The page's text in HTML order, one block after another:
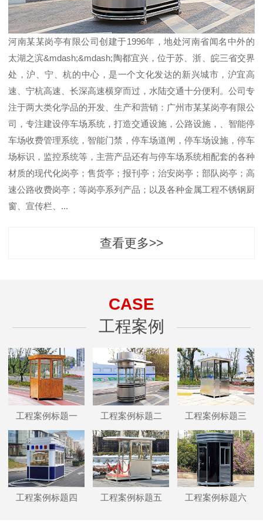
河南某某岗亭有限公司创建于1996年，地处河南省闻名中外的
太湖之滨&mdash;&mdash;陶都宜兴，位于苏、浙、皖三省交界
处，沪、宁、杭的中心，是一个文化发达的新兴城市，沪宜高
速、宁杭高速、长深高速横穿而过，水陆交通十分便利。公司专
注于两大类化学品的开发、生产和营销：广州市某某岗亭有限公
司，专注建设停车场系统，打造交通设施，公路设施，、智能停
车场收费管理系统，智能门禁，停车场道闸，停车场设施，停车
场标识，监控系统等，主营产品还有与停车场系统相配套的各种
材质的现代化岗亭；售货亭；报刊亭；治安岗亭；部队岗亭；高
速公路收费岗亭；等岗亭系列产品；以及各种金属工程不锈钢厨
窗、宣传栏、...
查看更多>>
CASE
工程案例
工程案例标题一 工程案例标题二 工程案例标题三
工程案例标题四 工程案例标题五 工程案例标题六